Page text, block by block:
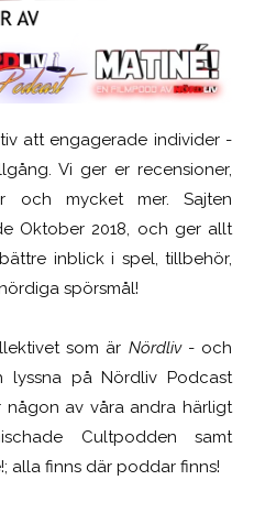
att engagerade individer -
Vi ger er recensioner,
och mycket mer. Sajten
Oktober 2018, och ger allt
inblick i spel, tillbehör,
spörsmål!
som är Nördliv- och
lyssna på Nördliv Podcast
någon av våra andra härligt
Cultpodden samt
alla finns där poddar finns!